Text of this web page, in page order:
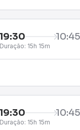
19:30 10:45
Duração: 15h 15m
19:30 10:45
Duração: 15h 15m